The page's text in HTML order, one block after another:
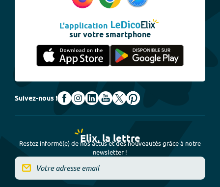
L'application
sur votre smartphone
Suivez-nous !
Elix, la lettre
Restez informé(e) de nos actus et des nouveautés grâce à notre
newsletter !